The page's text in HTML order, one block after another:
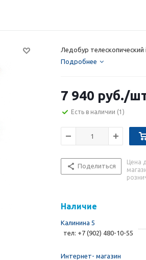
Ледобур телескопический
Подробнее
7 940 руб./
Есть в наличии (1)
Поделиться
Цена
Наличие
Калинина 5
тел: +7 (902) 480-10-55
Интернет- магазин